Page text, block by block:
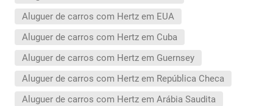
Aluguer de carros com Hertz em EUA
Aluguer de carros com Hertz em Cuba
Aluguer de carros com Hertz em Guernsey
Aluguer de carros com Hertz em República Checa
Aluguer de carros com Hertz em Arábia Saudita